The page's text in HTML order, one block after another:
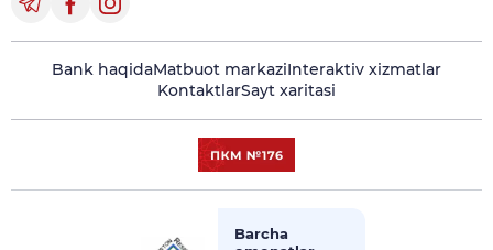
Bank haqidaMatbuot markaziInteraktiv xizmatlar
KontaktlarSayt xaritasi
Barcha